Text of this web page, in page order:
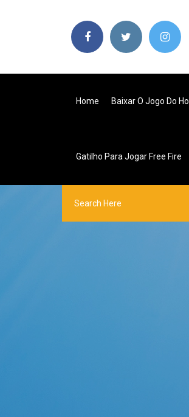
Home Baixar O Jogo Do
Gatilho Para Jogar Free Fire